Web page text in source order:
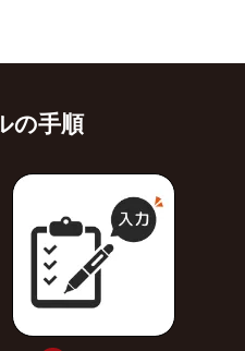
の手順